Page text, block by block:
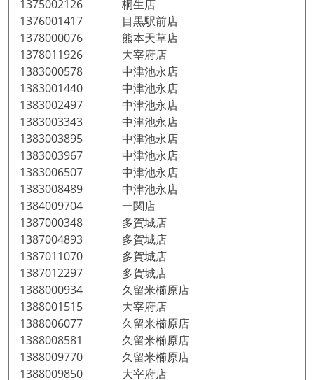
1375002126 桐生店
1376001417 目黒駅前店
1378000076 熊本天草店
1378011926 大宰府店
1383000578 中津池永店
1383001440 中津池永店
1383002497 中津池永店
1383003343 中津池永店
1383003895 中津池永店
1383003967 中津池永店
1383006507 中津池永店
1383008489 中津池永店
1384009704 一関店
1387000348 多賀城店
1387004893 多賀城店
1387011070 多賀城店
1387012297 多賀城店
1388000934 久留米櫛原店
1388001515 大宰府店
1388006077 久留米櫛原店
1388008581 久留米櫛原店
1388009770 久留米櫛原店
1388009850 大宰府店